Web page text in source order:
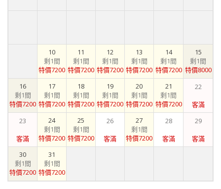
10
剩1間
特價7200
11
剩1間
特價7200
12
剩1間
特價7200
13
剩1間
特價7200
14
剩1間
特價7200
15
剩1間
特價8000
16
剩1間
特價7200
17
剩1間
特價7200
18
剩1間
特價7200
19
剩1間
特價7200
20
剩1間
特價7200
21
剩1間
特價7200
22
客滿
23
客滿
24
剩1間
特價7200
25
剩1間
特價7200
26
客滿
27
剩1間
特價7200
28
客滿
29
客滿
30
剩1間
特價7200
31
剩1間
特價7200